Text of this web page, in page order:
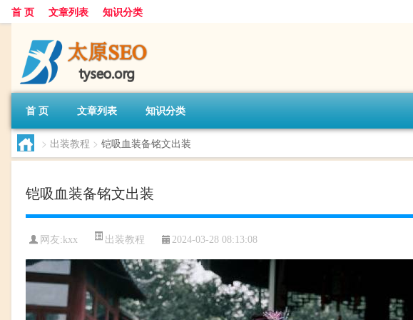
首 页 文章列表 知识分类
首 页 文章列表 知识分类
> 出装教程 > 铠吸血装备铭文出装
铠吸血装备铭文出装
网友:kxx 出装教程 2024-03-28 08:13:08